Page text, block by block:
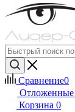
Сравнение0
Отложенные
Корзина 0